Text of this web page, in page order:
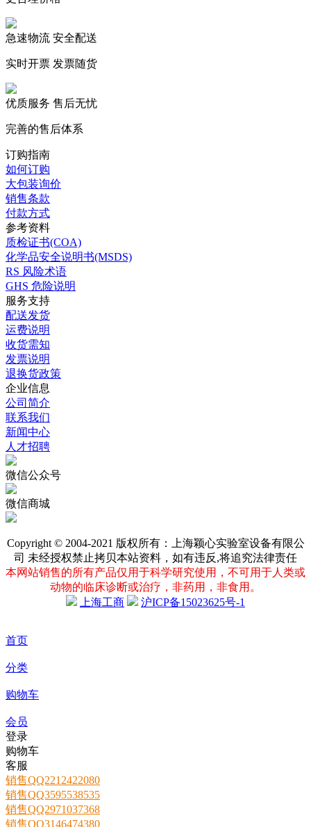
急速物流 安全配送
实时开票 发票随货
优质服务 售后无忧
完善的售后体系
订购指南
如何订购
大包装询价
销售条款
付款方式
参考资料
质检证书(COA)
化学品安全说明书(MSDS)
RS 风险术语
GHS 危险说明
服务支持
配送发货
运费说明
收货需知
发票说明
退换货政策
企业信息
公司简介
联系我们
新闻中心
人才招聘
微信公众号
微信商城
Copyright © 2004-2021 版权所有：上海颖心实验室设备有限公
司 未经授权禁止拷贝本站资料，如有违反,将追究法律责任
本网站销售的所有产品仅用于科学研究使用，不可用于人类或
动物的临床诊断或治疗，非药用，非食用。
上海工商
沪ICP备15023625号-1
首页
分类
购物车
会员
登录
购物车
客服
销售QQ2212422080
销售QQ3595538535
销售QQ2971037368
销售QQ3146474380